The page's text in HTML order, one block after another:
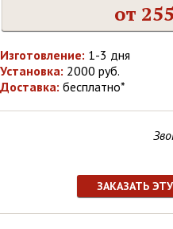
от
Изготовление: 1-3 дня
Установка: 2000 руб.
Доставка: бесплатно*
ЗАКАЗАТЬ